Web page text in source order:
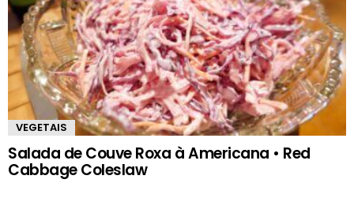
VEGETAIS
Salada de Couve Roxa à Americana • Red
Cabbage Coleslaw